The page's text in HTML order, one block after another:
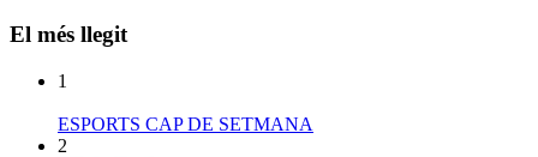
El més llegit
1
ESPORTS CAP DE SETMANA
2